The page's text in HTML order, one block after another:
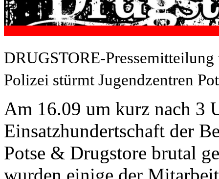
DRUGSTORE-Pressemitteilung
Polizei stürmt Jugendzentren
Am 16.09 um kurz nach 3
Einsatzhundertschaft der
Potse & Drugstore brutal
wurden einige der